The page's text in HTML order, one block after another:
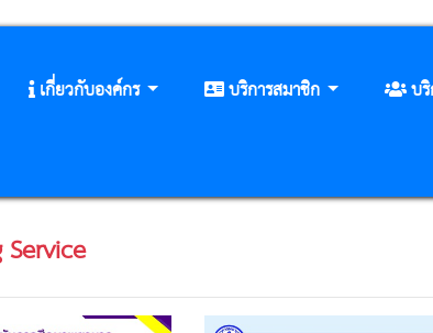
เกี่ยวกับองค์กร บริการสมาชิก บ